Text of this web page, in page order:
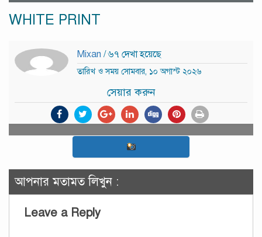
WHITE PRINT
Mixan / ৬৭ দেখা হয়েছে
তারিখ ও সময় সোমবার, ১০ অগাস্ট ২০২৬
সেয়ার করুন
আপনার মতামত লিখুন :
Leave a Reply